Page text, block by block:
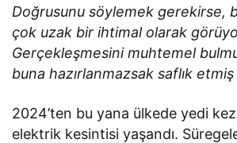
Doğrusunu söylemek gerekirse,
çok uzak bir ihtimal olarak
Gerçekleşmesini muhtemel
buna hazırlanmazsak saflık etmiş
2024’ten bu yana ülkede yedi
elektrik kesintisi yaşandı.